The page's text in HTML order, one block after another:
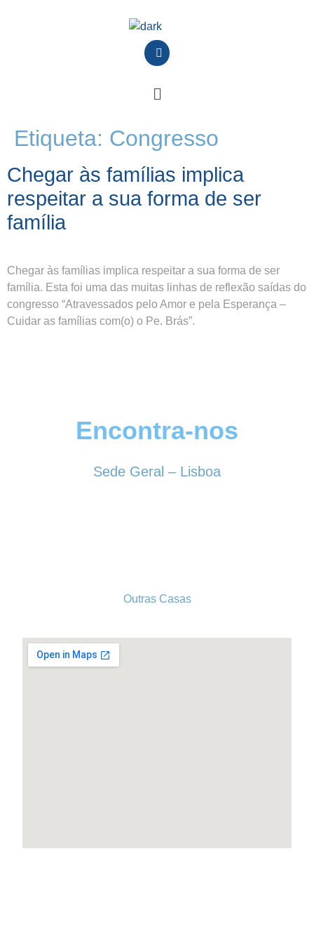
Etiqueta: Congresso
Chegar às famílias implica
respeitar a sua forma de ser
família
Chegar às famílias implica respeitar a sua forma de ser
família. Esta foi uma das muitas linhas de reflexão saídas do
congresso “Atravessados pelo Amor e pela Esperança –
Cuidar as famílias com(o) o Pe. Brás”.
Encontra-nos
Sede Geral – Lisboa
Outras Casas